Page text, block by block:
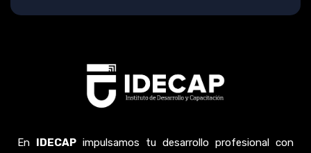
En IDECAP impulsamos tu desarrollo profesional con